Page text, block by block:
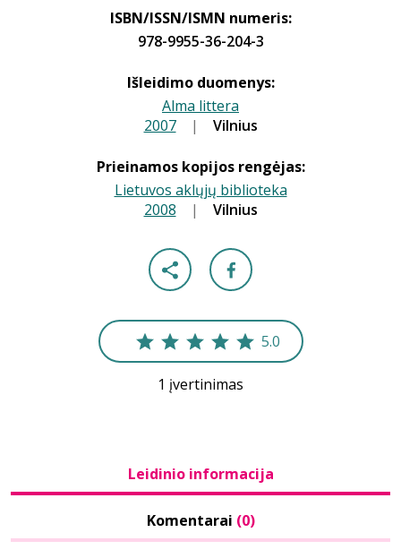
ISBN/ISSN/ISMN numeris:
978-9955-36-204-3
Išleidimo duomenys:
Alma littera
2007 | Vilnius
Prieinamos kopijos rengėjas:
Lietuvos aklųjų biblioteka
2008 | Vilnius
5.0
1 įvertinimas
Leidinio informacija
Komentarai (0)